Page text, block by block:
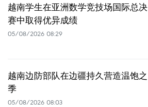
越南学生在亚洲数学竞技场国际总决
赛中取得优异成绩
05/08/2026 08:29
越南边防部队在边疆持久营造温饱之
季
05/08/2026 08:03